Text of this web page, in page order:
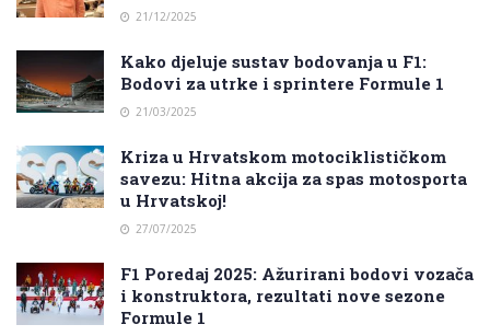
21/12/2025
Kako djeluje sustav bodovanja u F1:
Bodovi za utrke i sprintere Formule 1
21/03/2025
Kriza u Hrvatskom motociklističkom
savezu: Hitna akcija za spas motosporta
u Hrvatskoj!
27/07/2025
F1 Poredaj 2025: Ažurirani bodovi vozača
i konstruktora, rezultati nove sezone
Formule 1